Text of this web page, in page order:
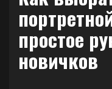
простое
новичков